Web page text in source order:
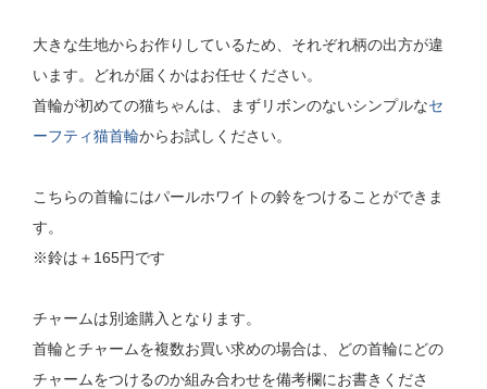
大きな生地からお作りしているため、それぞれ柄の出方が違
います。どれが届くかはお任せください。
首輪が初めての猫ちゃんは、まずリボンのないシンプルなセ
ーフティ猫首輪からお試しください。
こちらの首輪にはパールホワイトの鈴をつけることができま
す。
※鈴は＋165円です
チャームは別途購入となります。
首輪とチャームを複数お買い求めの場合は、どの首輪にどの
チャームをつけるのか組み合わせを備考欄にお書きくださ